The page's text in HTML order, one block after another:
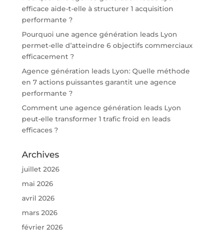
efficace aide-t-elle à structurer 1 acquisition
performante ?
Pourquoi une agence génération leads Lyon
permet-elle d’atteindre 6 objectifs commerciaux
efficacement ?
Agence génération leads Lyon: Quelle méthode
en 7 actions puissantes garantit une agence
performante ?
Comment une agence génération leads Lyon
peut-elle transformer 1 trafic froid en leads
efficaces ?
Archives
juillet 2026
mai 2026
avril 2026
mars 2026
février 2026